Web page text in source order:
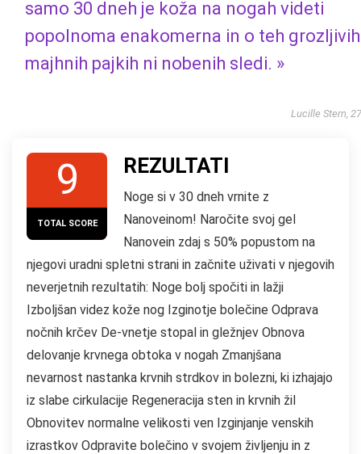
samo 30 dneh je koža na nogah videti
popolnoma enakomerna in o teh grozljivih
majhnih pajkih ni nobenih sledi. »
Lucille Stern, 27
9
TOTAL SCORE
REZULTATI
Noge si v 30 dneh vrnite z
Nanoveinom! Naročite svoj gel
Nanovein zdaj s 50% popustom na
njegovi uradni spletni strani in začnite uživati ​​v njegovih
neverjetnih rezultatih: Noge bolj spočiti in lažji
Izboljšan videz kože nog Izginotje bolečine Odprava
nočnih krčev De-vnetje stopal in gležnjev Obnova
delovanje krvnega obtoka v nogah Zmanjšana
nevarnost nastanka krvnih strdkov in bolezni, ki izhajajo
iz slabe cirkulacije Regeneracija sten in krvnih žil
Obnovitev normalne velikosti ven Izginjanje venskih
izrastkov Odpravite bolečino v svojem življenju in z